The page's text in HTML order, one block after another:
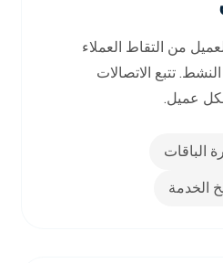
من التقاط العملاء
تتبع الاتصالات
لكل عميل.
الباقات
الخدمة